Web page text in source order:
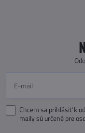
Chcem sa prihlásiť k
maily sú určené pre